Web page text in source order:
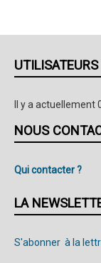
Il y a actuellement
NOUS
Qui contacter ?
LA
S'abonner à la